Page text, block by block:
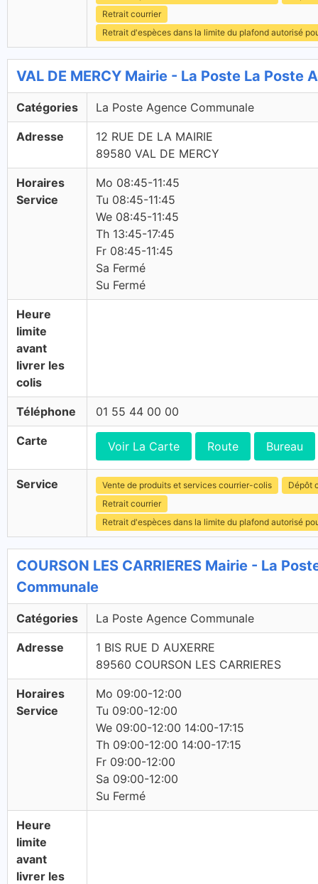
Retrait courrier
Retrait d'espèces dans la limite du plafond autorisé
VAL DE MERCY Mairie - La Poste La Poste
Catégories La Poste Agence Communale
Adresse
12 RUE DE LA MAIRIE
89580 VAL DE MERCY
Horaires
Service
Mo 08:45-11:45
Tu 08:45-11:45
We 08:45-11:45
Th 13:45-17:45
Fr 08:45-11:45
Sa Fermé
Su Fermé
Heure
limite
avant
livrer les
colis
Téléphone 01 55 44 00 00
Carte Voir La Carte Route Bureau
Service Vente de produits et services courrier-colis
Dépôt
Retrait courrier
Retrait d'espèces dans la limite du plafond autorisé
COURSON LES CARRIERES Mairie - La
Communale
Catégories La Poste Agence Communale
Adresse
1 BIS RUE D AUXERRE
89560 COURSON LES CARRIERES
Horaires
Service
Mo 09:00-12:00
Tu 09:00-12:00
We 09:00-12:00 14:00-17:15
Th 09:00-12:00 14:00-17:15
Fr 09:00-12:00
Sa 09:00-12:00
Su Fermé
Heure
limite
avant
livrer les